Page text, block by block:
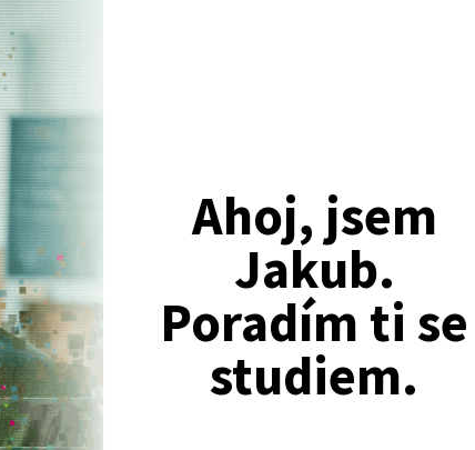
Ahoj, jsem
Jakub.
Poradím ti se
studiem.
ačkoli mají pro turistický ruch potenciál.
a trvalých vlastností, pro vyjádření původu, pro vyjádření
při určování času (ve spojení s hodinami, dny v týdnu,